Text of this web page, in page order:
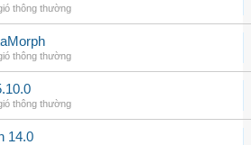
thông thường
thông thường
thông thường
14.0